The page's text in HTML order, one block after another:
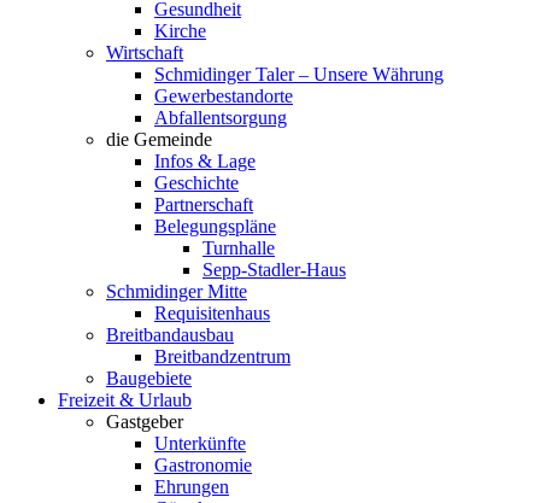
Gesundheit
Kirche
Wirtschaft
Schmidinger Taler – Unsere Währung
Gewerbestandorte
Abfallentsorgung
die Gemeinde
Infos & Lage
Geschichte
Partnerschaft
Belegungspläne
Turnhalle
Sepp-Stadler-Haus
Schmidinger Mitte
Requisitenhaus
Breitbandausbau
Breitbandzentrum
Baugebiete
Freizeit & Urlaub
Gastgeber
Unterkünfte
Gastronomie
Ehrungen